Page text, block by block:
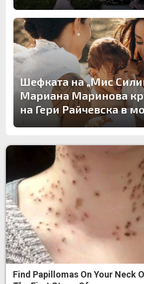
Шефката на „Мис
Мариана Маринова
на Гери Райчевска в
Find Papillomas On Your Neck